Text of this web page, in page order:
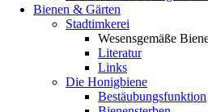
Bienen & Gärten
Stadtimkerei
Wesensgemäße
Literatur
Links
Die Honigbiene
Bestäubungsfunktion